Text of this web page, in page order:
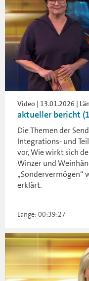
Video | 13.01.2026 |
aktueller bericht
Die Themen der
Integrations- und
vor, Wie wirkt sich
Winzer und
„Sondervermögen“
erklärt.
Länge: 00:39:27